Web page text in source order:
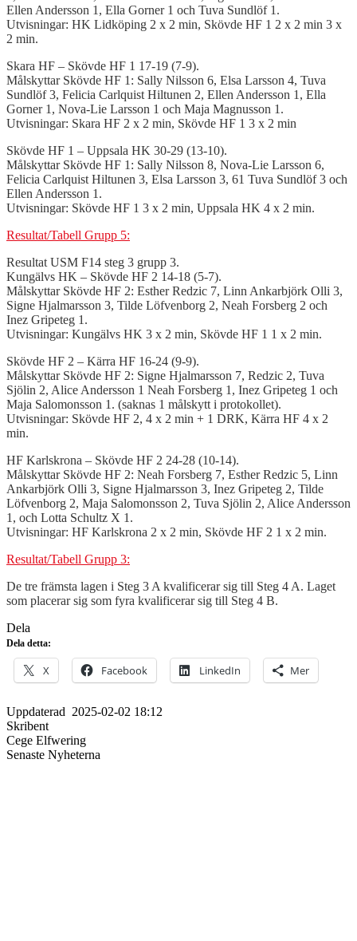
Ellen Andersson 1, Ella Gorner 1 och Tuva Sundlöf 1.
Utvisningar: HK Lidköping 2 x 2 min, Skövde HF 1 2 x 2 min 3 x
2 min.
Skara HF – Skövde HF 1 17-19 (7-9).
Målskyttar Skövde HF 1: Sally Nilsson 6, Elsa Larsson 4, Tuva
Sundlöf 3, Felicia Carlquist Hiltunen 2, Ellen Andersson 1, Ella
Gorner 1, Nova-Lie Larsson 1 och Maja Magnusson 1.
Utvisningar: Skara HF 2 x 2 min, Skövde HF 1 3 x 2 min
Skövde HF 1 – Uppsala HK 30-29 (13-10).
Målskyttar Skövde HF 1: Sally Nilsson 8, Nova-Lie Larsson 6,
Felicia Carlquist Hiltunen 3, Elsa Larsson 3, 61 Tuva Sundlöf 3 och
Ellen Andersson 1.
Utvisningar: Skövde HF 1 3 x 2 min, Uppsala HK 4 x 2 min.
Resultat/Tabell Grupp 5:
Resultat USM F14 steg 3 grupp 3.
Kungälvs HK – Skövde HF 2 14-18 (5-7).
Målskyttar Skövde HF 2: Esther Redzic 7, Linn Ankarbjörk Olli 3,
Signe Hjalmarsson 3, Tilde Löfvenborg 2, Neah Forsberg 2 och
Inez Gripeteg 1.
Utvisningar: Kungälvs HK 3 x 2 min, Skövde HF 1 1 x 2 min.
Skövde HF 2 – Kärra HF 16-24 (9-9).
Målskyttar Skövde HF 2: Signe Hjalmarsson 7, Redzic 2, Tuva
Sjölin 2, Alice Andersson 1 Neah Forsberg 1, Inez Gripeteg 1 och
Maja Salomonsson 1. (saknas 1 målskytt i protokollet).
Utvisningar: Skövde HF 2, 4 x 2 min + 1 DRK, Kärra HF 4 x 2
min.
HF Karlskrona – Skövde HF 2 24-28 (10-14).
Målskyttar Skövde HF 2: Neah Forsberg 7, Esther Redzic 5, Linn
Ankarbjörk Olli 3, Signe Hjalmarsson 3, Inez Gripeteg 2, Tilde
Löfvenborg 2, Maja Salomonsson 2, Tuva Sjölin 2, Alice Andersson
1, och Lotta Schultz X 1.
Utvisningar: HF Karlskrona 2 x 2 min, Skövde HF 2 1 x 2 min.
Resultat/Tabell Grupp 3:
De tre främsta lagen i Steg 3 A kvalificerar sig till Steg 4 A. Laget
som placerar sig som fyra kvalificerar sig till Steg 4 B.
Dela
Dela detta:
X Facebook LinkedIn Mer
Uppdaterad 2025-02-02 18:12
Skribent
Cege Elfwering
Senaste Nyheterna